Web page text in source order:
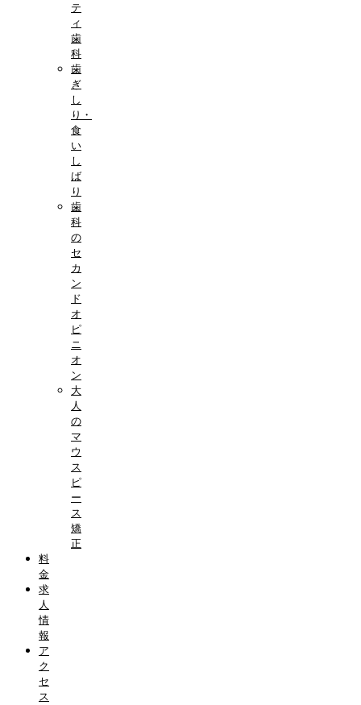
テ
ィ
歯
科
歯
ぎ
し
り・
食
い
し
ば
り
歯
科
の
セ
カ
ン
ド
オ
ピ
ニ
オ
ン
大
人
の
マ
ウ
ス
ピ
ー
ス
矯
正
料
金
求
人
情
報
ア
ク
セ
ス